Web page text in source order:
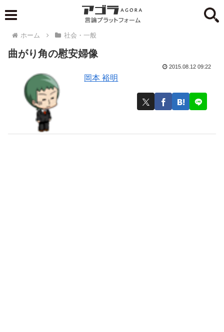
ホーム 社会・一般
曲がり角の慰安婦像
岡本 裕明
2015.08.12 09:22